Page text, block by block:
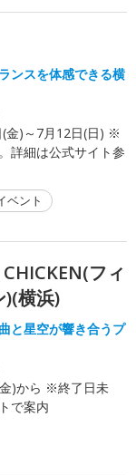
ンスを体感できる横
金)～7月12日(日) ※
詳細は公式サイト参
ベント
フィ
)(横浜)
と星空が響き合うプ
)から ※終了日未
で案内